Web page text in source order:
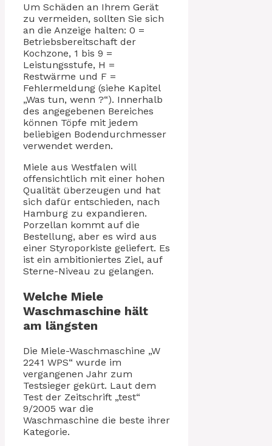
Um Schäden an Ihrem Gerät
zu vermeiden, sollten Sie sich
an die Anzeige halten: 0 =
Betriebsbereitschaft der
Kochzone, 1 bis 9 =
Leistungsstufe, H =
Restwärme und F =
Fehlermeldung (siehe Kapitel
„Was tun, wenn ?“). Innerhalb
des angegebenen Bereiches
können Töpfe mit jedem
beliebigen Bodendurchmesser
verwendet werden.
Miele aus Westfalen will
offensichtlich mit einer hohen
Qualität überzeugen und hat
sich dafür entschieden, nach
Hamburg zu expandieren.
Porzellan kommt auf die
Bestellung, aber es wird aus
einer Styroporkiste geliefert. Es
ist ein ambitioniertes Ziel, auf
Sterne-Niveau zu gelangen.
Welche Miele
Waschmaschine hält
am längsten
Die Miele-Waschmaschine „W
2241 WPS“ wurde im
vergangenen Jahr zum
Testsieger gekürt. Laut dem
Test der Zeitschrift „test“
9/2005 war die
Waschmaschine die beste ihrer
Kategorie.